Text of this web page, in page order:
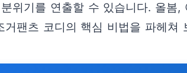
위기를 연출할 수 있습니다. 올봄,
팬츠 코디의 핵심 비법을 파헤쳐